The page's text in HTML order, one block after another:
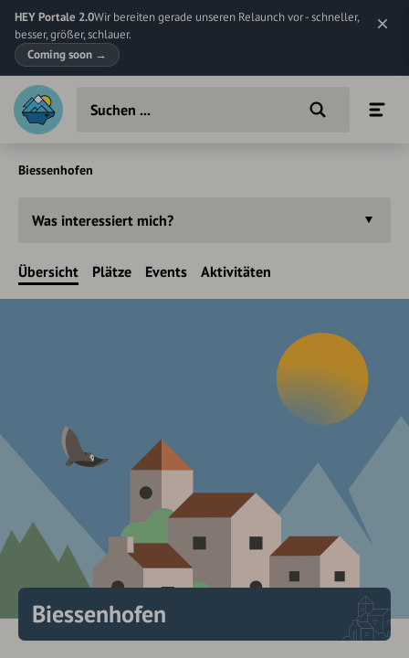
HEY Portale 2.0Wir bereiten gerade unseren Relaunch vor - schneller,
besser, größer, schlauer.
Coming soon →
Biessenhofen
Was interessiert mich?
Übersicht Plätze Events Aktivitäten
Biessenhofen